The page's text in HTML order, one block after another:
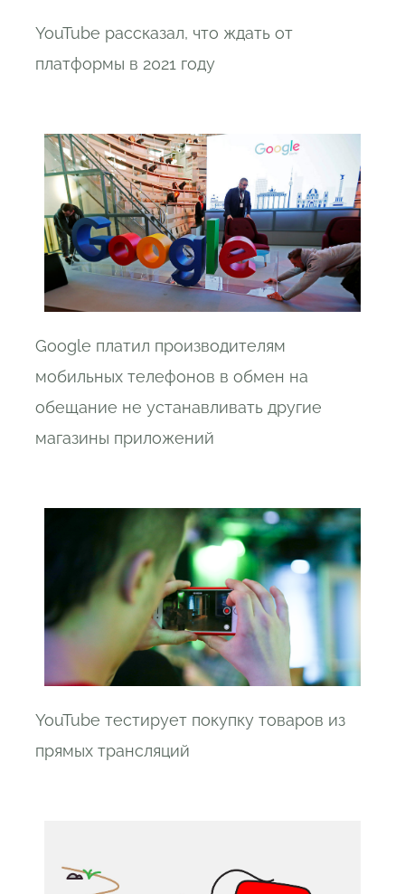
YouTube рассказал, что ждать от
платформы в 2021 году
Google платил производителям
мобильных телефонов в обмен на
обещание не устанавливать другие
магазины приложений
YouTube тестирует покупку товаров из
прямых трансляций